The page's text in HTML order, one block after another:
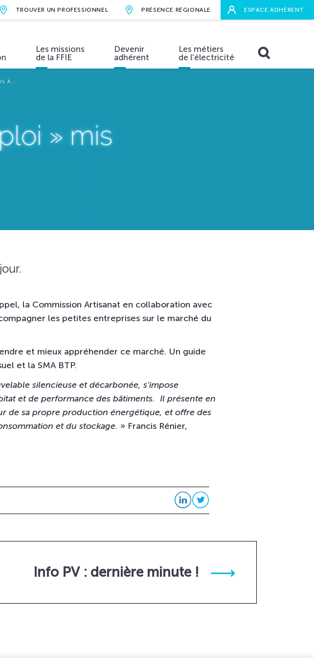
TROUVER UN PROFESSIONNEL PRÉSENCE RÉGIONALE ESPACE ADHÉRENT
Les missions
de la FFIE
Devenir
adhérent
Les métiers
de l'électricité
À…
» mis
la Commission Artisanat en collaboration avec
les petites entreprises sur le marché du
et mieux appréhender ce marché. Un guide
et la SMA BTP.
silencieuse et décarbonée, s’impose
et de performance des bâtiments. Il présente en
de sa propre production énergétique, et offre des
et du stockage. » Francis Rénier,
Info PV : dernière minute !